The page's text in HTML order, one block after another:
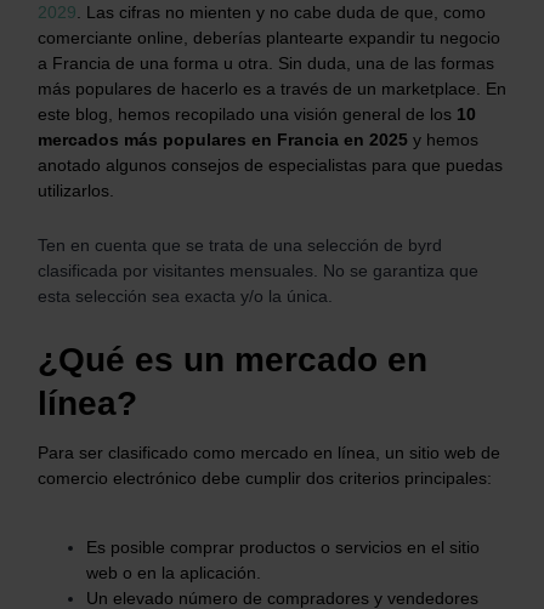
2029 . Las cifras no mienten y no cabe duda de que, como
comerciante online, deberías plantearte expandir tu negocio
a Francia de una forma u otra. Sin duda, una de las formas
más populares de hacerlo es a través de un marketplace. En
este blog, hemos recopilado una visión general de los 10
mercados más populares en Francia en 2025 y hemos
anotado algunos consejos de especialistas para que puedas
utilizarlos.
Ten en cuenta que se trata de una selección de byrd
clasificada por visitantes mensuales. No se garantiza que
esta selección sea exacta y/o la única.
¿Qué es un mercado en
línea?
Para ser clasificado como mercado en línea, un sitio web de
comercio electrónico debe cumplir dos criterios principales:
Es posible comprar productos o servicios en el sitio
web o en la aplicación.
Un elevado número de compradores y vendedores